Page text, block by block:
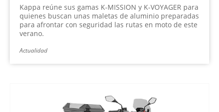
Kappa reúne sus gamas K-MISSION y K-VOYAGER para
quienes buscan unas maletas de aluminio preparadas
para afrontar con seguridad las rutas en moto de este
verano.
Actualidad